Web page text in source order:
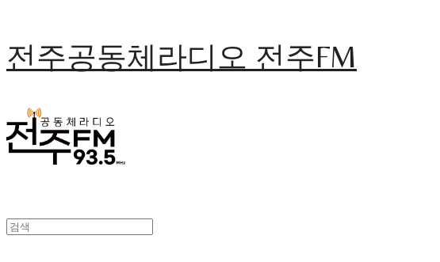
전주공동체라디오 전주FM